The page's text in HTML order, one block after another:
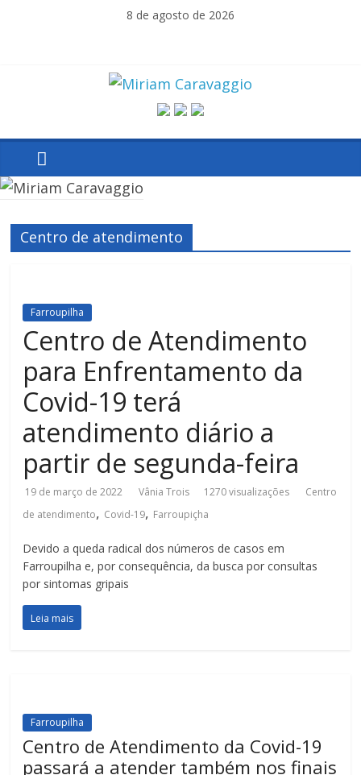
8 de agosto de 2026
Caravaggio
–
RSCentro de atendimento
Farroupilha
Centro de Atendimento
para Enfrentamento da
Covid-19 terá
atendimento diário a
partir de segunda-feira
19 de março de 2022 Vânia Trois 1270 visualizações
Centro
de atendimento, Covid-19, Farroupiçha
Devido a queda radical dos números de casos em
Farroupilha e, por consequência, da busca por consultas
por sintomas gripais
Leia mais
Farroupilha
Centro de Atendimento da Covid-19
passará a atender também nos finais